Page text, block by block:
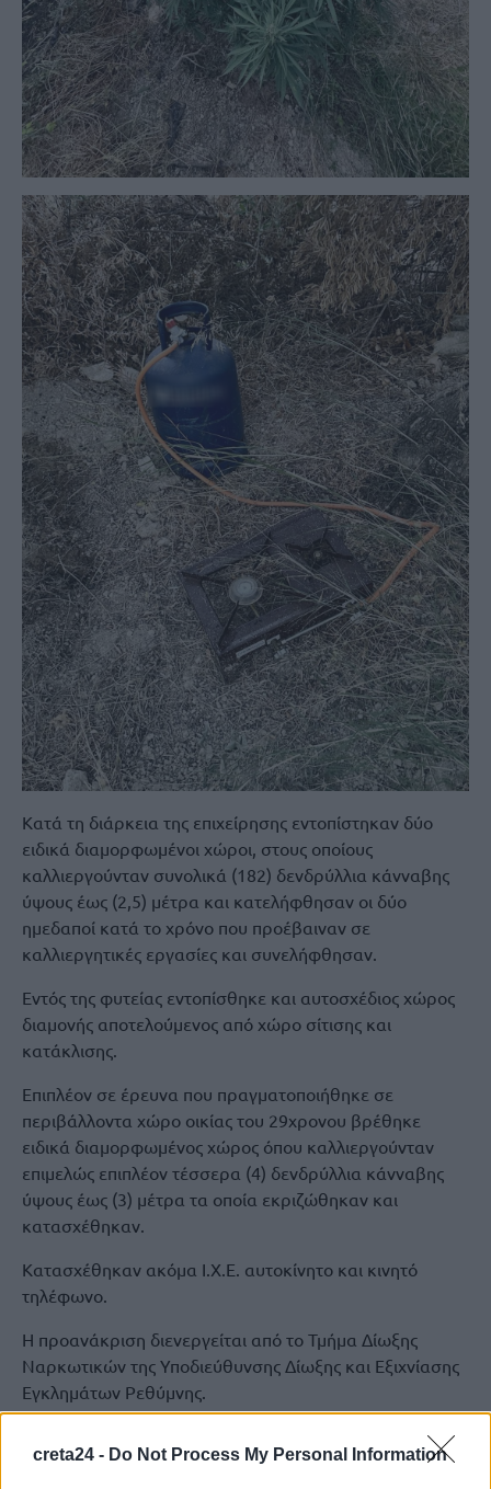
creta24 - Do Not Process My Personal Information
Κατά τη διάρκεια της επιχείρησης εντοπίστηκαν δύο
ειδικά διαμορφωμένοι χώροι, στους οποίους
καλλιεργούνταν συνολικά (182) δενδρύλλια κάνναβης
ύψους έως (2,5) μέτρα και κατελήφθησαν οι δύο
ημεδαποί κατά το χρόνο που προέβαιναν σε
καλλιεργητικές εργασίες και συνελήφθησαν.
Εντός της φυτείας εντοπίσθηκε και αυτοσχέδιος χώρος
διαμονής αποτελούμενος από χώρο σίτισης και
κατάκλισης.
Επιπλέον σε έρευνα που πραγματοποιήθηκε σε
περιβάλλοντα χώρο οικίας του 29χρονου βρέθηκε
ειδικά διαμορφωμένος χώρος όπου καλλιεργούνταν
επιμελώς επιπλέον τέσσερα (4) δενδρύλλια κάνναβης
ύψους έως (3) μέτρα τα οποία εκριζώθηκαν και
κατασχέθηκαν.
Κατασχέθηκαν ακόμα Ι.Χ.Ε. αυτοκίνητο και κινητό
τηλέφωνο.
Η προανάκριση διενεργείται από το Τμήμα Δίωξης
Ναρκωτικών της Υποδιεύθυνσης Δίωξης και Εξιχνίασης
Εγκλημάτων Ρεθύμνης.